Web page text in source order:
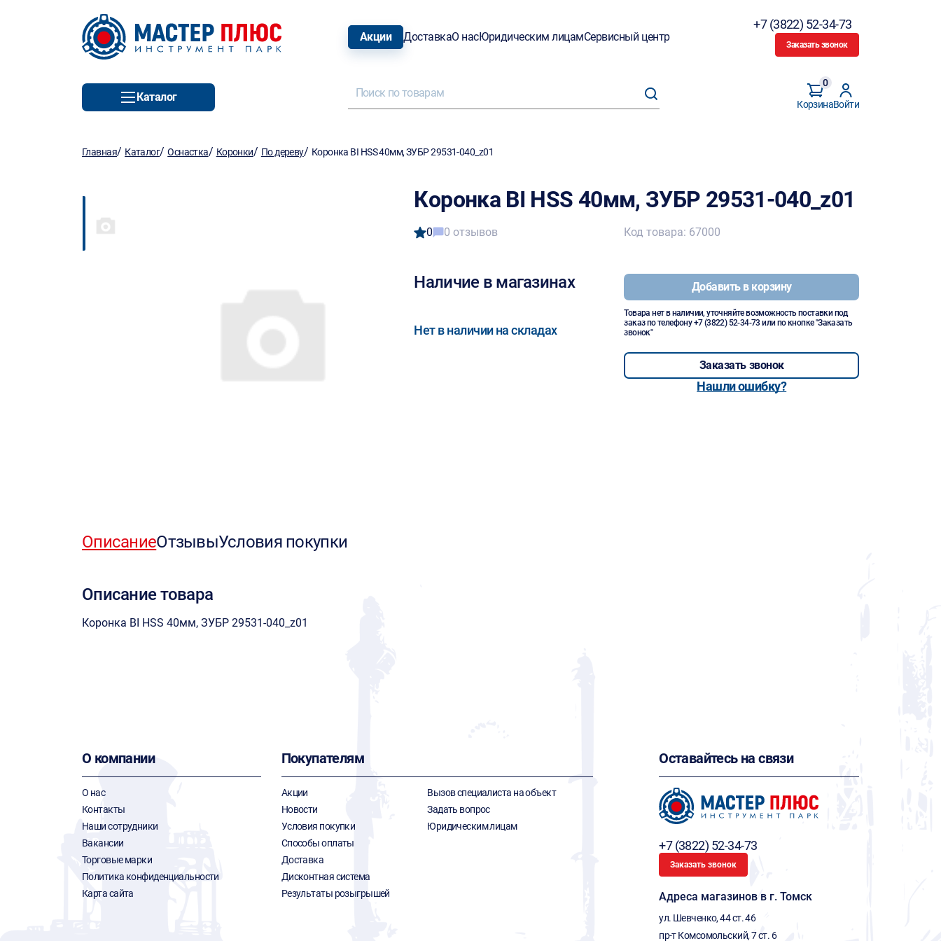
Акции ДоставкаО насЮридическим лицамСервисный центр
+7 (3822) 52-34-73
Заказать звонок
Каталог
Корзина
0
Войти
Главная/ Каталог/Оснастка/ Коронки/ По дереву/ Коронка BI HSS 40мм, ЗУБР 29531-040_z01
Коронка BI HSS 40мм, ЗУБР 29531-040_z01
0 0 отзывов
Наличие в магазинах
Нет в наличии на складах
Код товара: 67000
Добавить в корзину
Товара нет в наличии, уточняйте возможность поставки под
заказ по телефону+7 (3822) 52-34-73 или по кнопке "Заказать
звонок"
Заказать звонок
Нашли ошибку?
ОписаниеОтзывыУсловия покупки
Описание товара
Коронка BI HSS 40мм, ЗУБР 29531-040_z01
О компании
О нас
Контакты
Наши сотрудники
Вакансии
Торговые марки
Политика конфиденциальности
Карта сайта
Покупателям
Акции
Новости
Условия покупки
Способы оплаты
Доставка
Дисконтная система
Результаты розыгрышей
Вызов специалиста на объект
Задать вопрос
Юридическим лицам
Оставайтесь на связи
+7 (3822) 52-34-73
Заказать звонок
Адреса магазинов в г. Томск
ул. Шевченко, 44 ст. 46
пр-т Комсомольский, 7 ст. 6